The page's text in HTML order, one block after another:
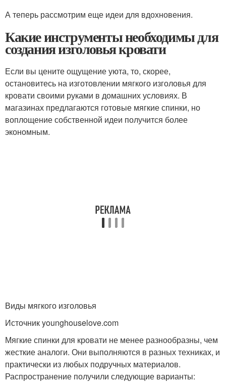
А теперь рассмотрим еще идеи для вдохновения.
Какие инструменты необходимы для
создания изголовья кровати
Если вы цените ощущение уюта, то, скорее,
остановитесь на изготовлении мягкого изголовья для
кровати своими руками в домашних условиях. В
магазинах предлагаются готовые мягкие спинки, но
воплощение собственной идеи получится более
экономным.
Виды мягкого изголовья
Источник younghouselove.com
Мягкие спинки для кровати не менее разнообразны, чем
жесткие аналоги. Они выполняются в разных техниках, и
практически из любых подручных материалов.
Распространение получили следующие варианты: